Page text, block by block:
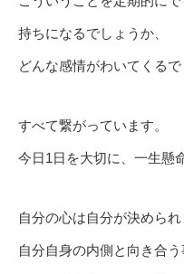
持ちになるでしょうか、
どんな感情がわいてくるで
すべて繋がっています。
今日1日を大切に、一生懸
自分の心は自分が決められ
自分自身の内側と向き合う